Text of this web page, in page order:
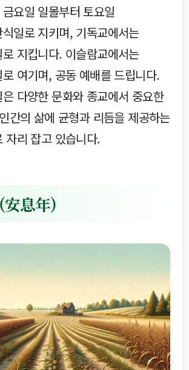
요일 일몰부터 토요일
일로 지키며, 기독교에서는
지킵니다. 이슬람교에서는
여기며, 공동 예배를 드립니다.
다양한 문화와 종교에서 중요한
간의 삶에 균형과 리듬을 제공하는
자리 잡고 있습니다.
安息年)